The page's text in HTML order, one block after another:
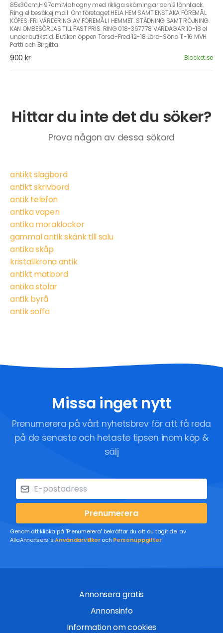
85x30cm,H 97cm.Mahogny med rikliga skärningar och 2 lönnfack.
Ring el besök,ej mail. Om företaget HELA HEM SAMT ENSTAKA FÖREMÅL
KÖPES. FRI VÄRDERING AV FÖREMÅL I HEMMET. STÄDNING SAMT RÖJNING
KAN OMBESÖRJAS TILL FAST PRIS. RING 018-367778 VARDAGAR 10-18 el
under butikstid. Butiken öppen Torsd-Fred 12-18 Lörd-Sönd 11-16 MVH
Pertti och Birgitta
900 kr Blocket.se
Hittar du inte det du söker?
Prova någon av dessa sökord
antikt slagbord
antikt skrivbord
antik telefon
antika vapen
antika moraklockor
gammal antik skänk till salu
antika skåp
kristallkrona antik
antikt matbord
antika stolar
antik byrå
antik soffa
Missa inget nytt
Prenumerera på vårt nyhetsbrev för att få reda
på de senaste och hetaste tipsen inom köp &
sälj
Prenumerera
Genom att klicka på "Prenumerera" bekräftar du att du tagit del av
AllaAnnonsers´sAnvändarvillkoroch Personuppgifter
Annonsera gratis
Annonsinfo
Information om cookies